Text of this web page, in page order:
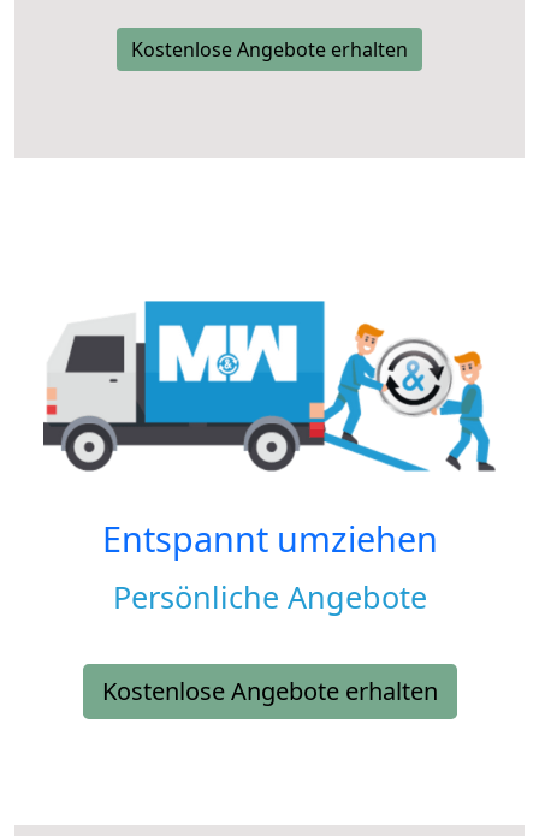
Kostenlose Angebote erhalten
Entspannt umziehen
Persönliche Angebote
Kostenlose Angebote erhalten